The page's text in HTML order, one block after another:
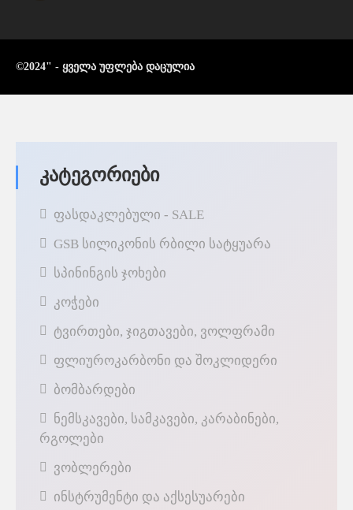
©2024" - ყველა უფლება დაცულია
Კატეგორიები
ფასდაკლებული - SALE
GSB სილიკონის რბილი სატყუარა
სპინინგის ჯოხები
კოჭები
ტვირთები, ჯიგთავები, ვოლფრამი
ფლიუროკარბონი და შოკლიდერი
ბომბარდები
ნემსკავები, სამკავები, კარაბინები,
რგოლები
ვობლერები
ინსტრუმენტი და აქსესუარები